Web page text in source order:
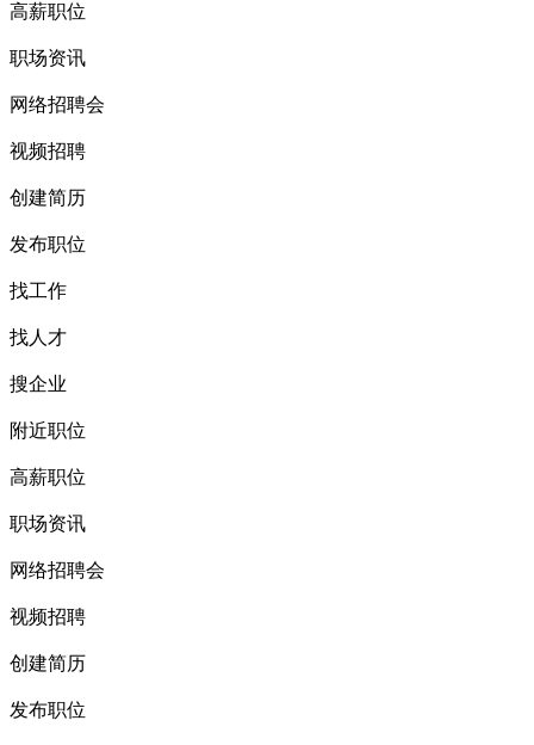
高薪职位
职场资讯
网络招聘会
视频招聘
创建简历
发布职位
找工作
找人才
搜企业
附近职位
高薪职位
职场资讯
网络招聘会
视频招聘
创建简历
发布职位